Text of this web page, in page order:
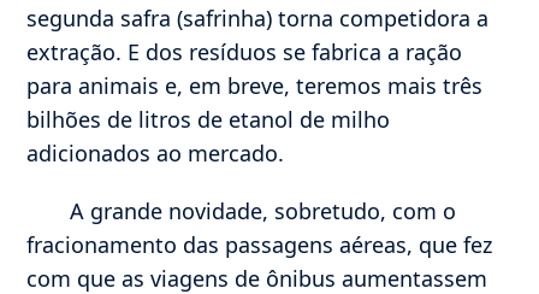
segunda safra (safrinha) torna competidora a
extração. E dos resíduos se fabrica a ração
para animais e, em breve, teremos mais três
bilhões de litros de etanol de milho
adicionados ao mercado.
A grande novidade, sobretudo, com o
fracionamento das passagens aéreas, que fez
com que as viagens de ônibus aumentassem